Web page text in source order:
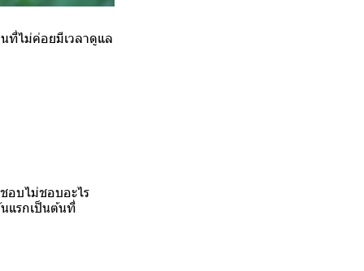
ที่ไม่ค่อยมีเวลาดูแล
อบไม่ชอบอะไร
แรกเป็นต้นที่